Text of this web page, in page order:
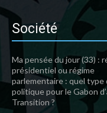
Société
Ma pensée du jour (33) :
présidentiel ou régime
parlementaire : quel type
politique pour le Gabon
Transition ?